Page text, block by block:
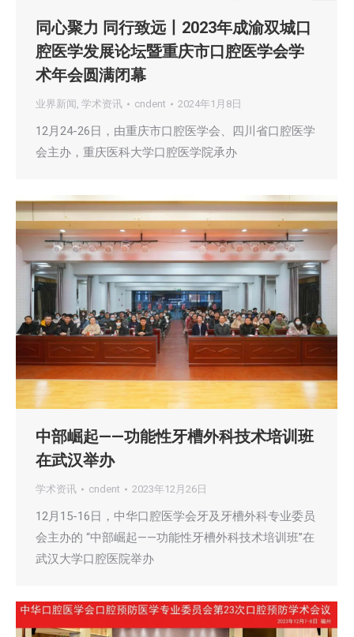
同心聚力 同行致远丨2023年成渝双城口
腔医学发展论坛暨重庆市口腔医学会学
术年会圆满闭幕
业界新闻 , 学术资讯 cndent 2024年1月8日
12月24-26日，由重庆市口腔医学会、四川省口腔医学
会主办，重庆医科大学口腔医学院承办
中部崛起——功能性牙槽外科技术培训班
在武汉举办
学术资讯 cndent 2023年12月26日
12月15-16日，中华口腔医学会牙及牙槽外科专业委员
会主办的 “中部崛起——功能性牙槽外科技术培训班”在
武汉大学口腔医院举办